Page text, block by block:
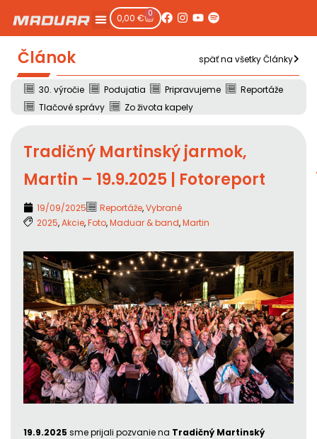
0,00 € 0
Článok späť na všetky Články
30. výročie Podujatia Pripravujeme
Reportáže
Tlačové správy
Zo života kapely
Tradičný Martinský jarmok,
Martin – 19.9.2025 | Fotoreport
19/09/2025 Reportáže,Vybrané
2025,Akcie,Foto,Maduar & band,Martin
19.9.2025 sme prijali pozvanie na Tradičný Martinský